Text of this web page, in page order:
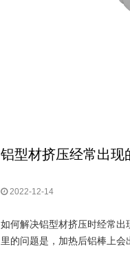
铝型材挤压经常出现
2022-12-14
如何解决铝型材挤压时经常
里的问题是，加热后铝棒上